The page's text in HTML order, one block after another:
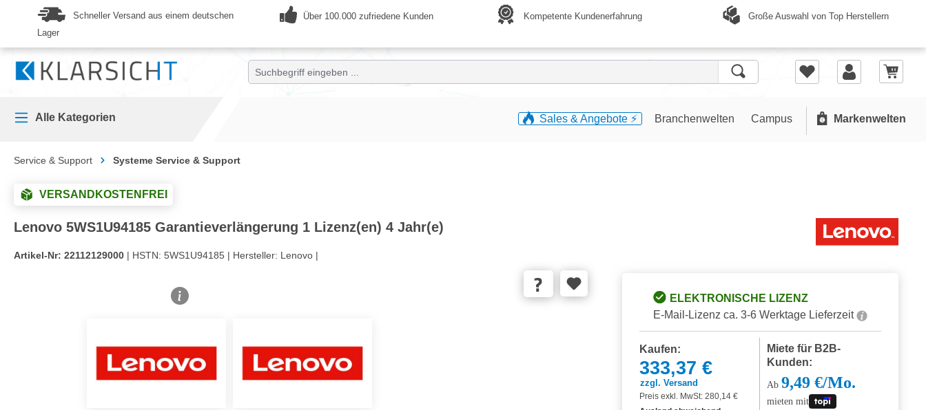
Zur Hauptnavigation springen
Schneller Versand aus einem deutschen
Lager
Über 100.000 zufriedene Kunden Kompetente Kundenerfahrung Große Auswahl von Top Herstellern
Alle Kategorien Sales & Angebote ⚡️ Branchenwelten Campus Markenwelten
Service & Support Systeme Service & Support
VERSANDKOSTENFREI
Lenovo 5WS1U94185 Garantieverlängerung 1 Lizenz(en) 4 Jahr(e)
Artikel-Nr: 22112129000 | HSTN: 5WS1U94185 | Hersteller: Lenovo |
ELEKTRONISCHE LIZENZ
E-Mail-Lizenz ca. 3-6 Werktage Lieferzeit
Kaufen:
333,37 €
zzgl. Versand
Preis exkl. MwSt: 280,14 €
Miete für B2B-
Kunden:
Ab9,49 €/Mo.
mieten mit